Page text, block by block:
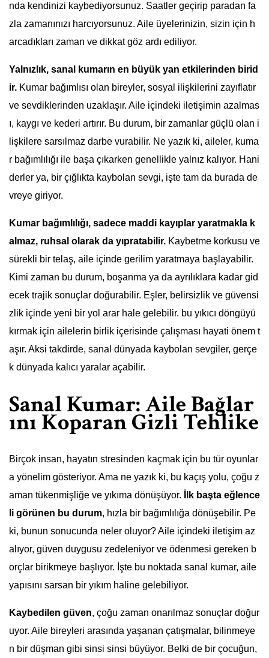
nda kendinizi kaybediyorsunuz. Saatler geçirip paradan fa
zla zamanınızı harcıyorsunuz. Aile üyelerinizin, sizin için h
arcadıkları zaman ve dikkat göz ardı ediliyor.
Yalnızlık, sanal kumarın en büyük yan etkilerinden birid
ir. Kumar bağımlısı olan bireyler, sosyal ilişkilerini zayıflatır
ve sevdiklerinden uzaklaşır. Aile içindeki iletişimin azalmas
ı, kaygı ve kederi artırır. Bu durum, bir zamanlar güçlü olan i
lişkilere sarsılmaz darbe vurabilir. Ne yazık ki, aileler, kuma
r bağımlılığı ile başa çıkarken genellikle yalnız kalıyor. Hani
derler ya, bir çığlıkta kaybolan sevgi, işte tam da burada de
vreye giriyor.
Kumar bağımlılığı, sadece maddi kayıplar yaratmakla k
almaz, ruhsal olarak da yıpratabilir. Kaybetme korkusu ve
sürekli bir telaş, aile içinde gerilim yaratmaya başlayabilir.
Kimi zaman bu durum, boşanma ya da ayrılıklara kadar gid
ecek trajik sonuçlar doğurabilir. Eşler, belirsizlik ve güvensi
zlik içinde yeni bir yol arar hale gelebilir. bu yıkıcı döngüyü
kırmak için ailelerin birlik içerisinde çalışması hayati önem t
aşır. Aksi takdirde, sanal dünyada kaybolan sevgiler, gerçe
k dünyada kalıcı yaralar açabilir.
Sanal Kumar: Aile Bağlar
ını Koparan Gizli Tehlike
Birçok insan, hayatın stresinden kaçmak için bu tür oyunlar
a yönelim gösteriyor. Ama ne yazık ki, bu kaçış yolu, çoğu z
aman tükenmişliğe ve yıkıma dönüşüyor.
İlk başta eğlence
li görünen bu durum, hızla bir bağımlılığa dönüşebilir. Pe
ki, bunun sonucunda neler oluyor? Aile içindeki iletişim az
alıyor, güven duygusu zedeleniyor ve ödenmesi gereken b
orçlar birikmeye başlıyor. İşte bu noktada sanal kumar, aile
yapısını sarsan bir yıkım haline gelebiliyor.
Kaybedilen güven, çoğu zaman onarılmaz sonuçlar doğur
uyor. Aile bireyleri arasında yaşanan çatışmalar, bilinmeye
n bir düşman gibi sinsi sinsi büyüyor. Belki de bir çocuğun,